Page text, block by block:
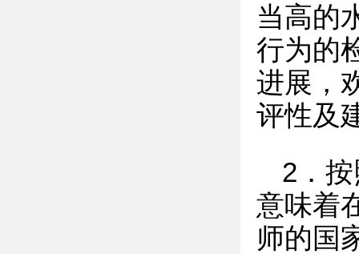
当高的
行为的
进展，
评性及
2．
意味着
师的国